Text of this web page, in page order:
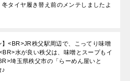
冬タイヤ履き替え前のメンテしましたよ
】<BR>JR秩父駅周辺で、こってり味噌
水が良い秩父は、味噌とスープもイ
埼玉県秩父市の「らーめん屋いと
♪